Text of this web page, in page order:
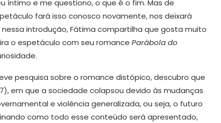
e me questiono, o que é o fim. Mas de
fará isso conosco novamente, nos deixará
introdução, Fátima compartilha que gosta muito
o espetáculo com seu romance Parábola do
pesquisa sobre o romance distópico, descubro que
em que a sociedade colapsou devido às mudanças
e violência generalizada, ou seja, o futuro
como todo esse conteúdo será apresentado,